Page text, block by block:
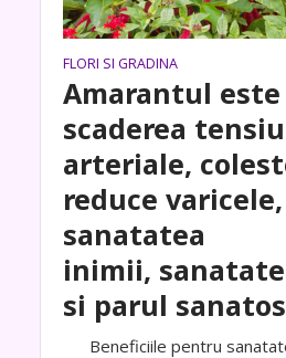
FLORI SI GRADINA
Amarantul
scaderea
arteriale,
reduce
sanatatea
inimii,
si parul sanatos
Beneficiile pentru